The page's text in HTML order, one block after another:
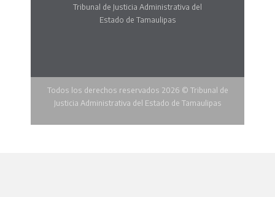
Tribunal de Justicia Administrativa del
Estado de Tamaulipas
Todos los derechos reservados 2026 © Tribunal de
Justicia Administrativa del Estado de Tamaulipas